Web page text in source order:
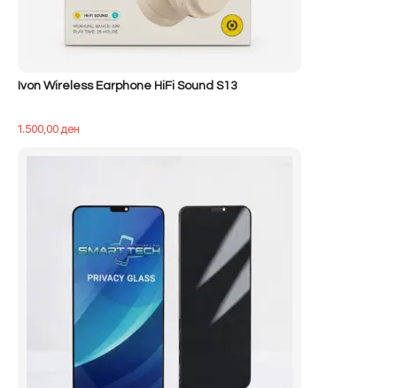
Ivon Wireless Earphone HiFi Sound S13
1.500,00ден